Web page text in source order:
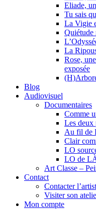
Eliade,
Tu sais
La Vigie
Quiétude
La
Rose,
exposée
Blog
Audiovisuel
Documentaires
Comme
Les deux
Au fil de
Clair
LO
LO de
Art Classe –
Contact
Contacter
Visiter son
Mon compte